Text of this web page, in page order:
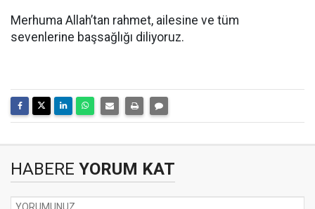
Merhuma Allah’tan rahmet, ailesine ve tüm
sevenlerine başsağlığı diliyoruz.
HABERE YORUM KAT